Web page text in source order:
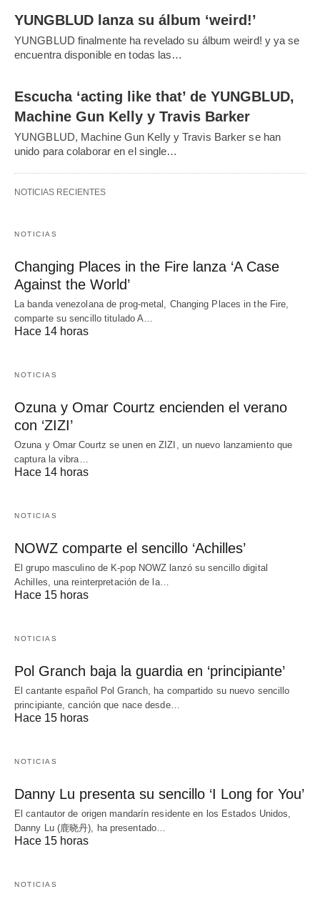
YUNGBLUD lanza su álbum ‘weird!’
YUNGBLUD finalmente ha revelado su álbum weird! y ya se
encuentra disponible en todas las…
Escucha ‘acting like that’ de YUNGBLUD,
Machine Gun Kelly y Travis Barker
YUNGBLUD, Machine Gun Kelly y Travis Barker se han
unido para colaborar en el single…
NOTICIAS RECIENTES
NOTICIAS
Changing Places in the Fire lanza ‘A Case
Against the World’
La banda venezolana de prog-metal, Changing Places in the Fire,
comparte su sencillo titulado A…
Hace 14 horas
NOTICIAS
Ozuna y Omar Courtz encienden el verano
con ‘ZIZI’
Ozuna y Omar Courtz se unen en ZIZI, un nuevo lanzamiento que
captura la vibra…
Hace 14 horas
NOTICIAS
NOWZ comparte el sencillo ‘Achilles’
El grupo masculino de K-pop NOWZ lanzó su sencillo digital
Achilles, una reinterpretación de la…
Hace 15 horas
NOTICIAS
Pol Granch baja la guardia en ‘principiante’
El cantante español Pol Granch, ha compartido su nuevo sencillo
principiante, canción que nace desde…
Hace 15 horas
NOTICIAS
Danny Lu presenta su sencillo ‘I Long for You’
El cantautor de origen mandarín residente en los Estados Unidos,
Danny Lu (鹿晓丹), ha presentado…
Hace 15 horas
NOTICIAS